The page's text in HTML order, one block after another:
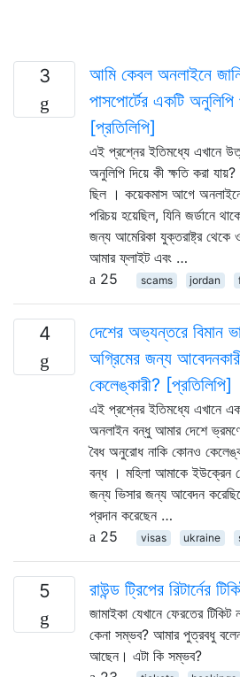
3
আমি কেবল অনলাইনে
পাসপোর্টের একটি অনুলিপি
[প্রতিলিপি]
এই প্রশ্নের ইতিমধ্যে এখানে
অনুলিপি দিয়ে কী ক্ষতি করা
ছিল । কয়েকমাস আগে
পরিচয় হয়েছিল, যিনি জর্ডানে
জন্য আমেরিকা যুক্তরাষ্ট্র থেকে
আমার ফ্লাইট এবং …
25
scams jordan
4
দেশের অভ্যন্তরে বিমান
অগ্রিমের জন্য
কেলেঙ্কারী? [প্রতিলিপি]
এই প্রশ্নের ইতিমধ্যে এখানে
অনলাইন বন্ধু আমার দেশে
বৈধ অনুরোধ নাকি কোনও
বন্ধ । মহিলা আমাকে ইউক্রেন
জন্য ভিসার জন্য আবেদন
প্রদান করেছেন …
25
visas ukraine
5 রাউন্ড ট্রিপের রিটার্নের
জামাইকা যেখানে ফেরতের টিকিট
কেনা সম্ভব? আমার পুত্রবধু
আছেন। এটা কি সম্ভব?